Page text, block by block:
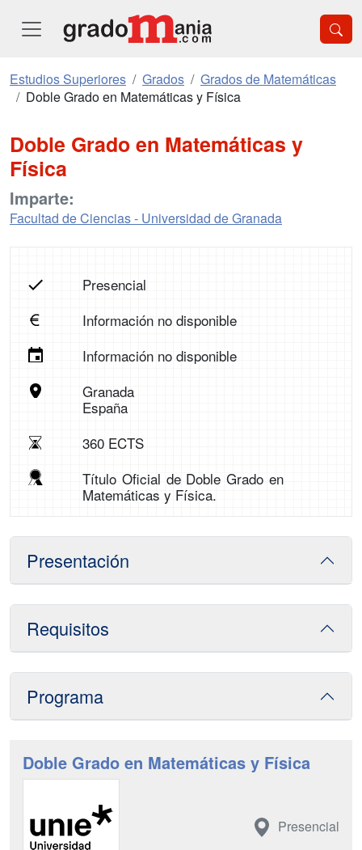
Estudios Superiores Grados
Grados de Matemáticas
Doble Grado en Matemáticas y Física
Doble Grado en Matemáticas y
Física
Imparte:
Facultad de Ciencias - Universidad de Granada
Presencial
Información no disponible
Información no disponible
Granada
España
360 ECTS
Título Oficial de Doble Grado en
Matemáticas y Física.
Presentación
Requisitos
Programa
Doble Grado en Matemáticas y Física
Presencial